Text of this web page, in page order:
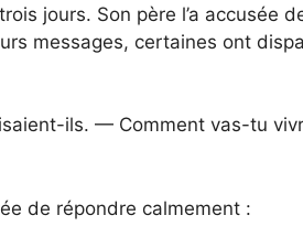
jours. Son père l’a accusée
messages, certaines ont
ils. — Comment vas-tu
de répondre calmement :